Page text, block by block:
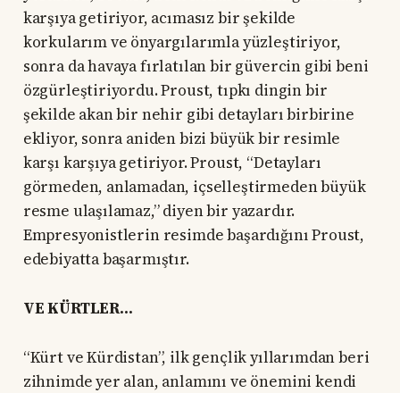
karşıya getiriyor, acımasız bir şekilde
korkularım ve önyargılarımla yüzleştiriyor,
sonra da havaya fırlatılan bir güvercin gibi beni
özgürleştiriyordu. Proust, tıpkı dingin bir
şekilde akan bir nehir gibi detayları birbirine
ekliyor, sonra aniden bizi büyük bir resimle
karşı karşıya getiriyor. Proust, “Detayları
görmeden, anlamadan, içselleştirmeden büyük
resme ulaşılamaz,” diyen bir yazardır.
Empresyonistlerin resimde başardığını Proust,
edebiyatta başarmıştır.
VE KÜRTLER…
“Kürt ve Kürdistan”, ilk gençlik yıllarımdan beri
zihnimde yer alan, anlamını ve önemini kendi